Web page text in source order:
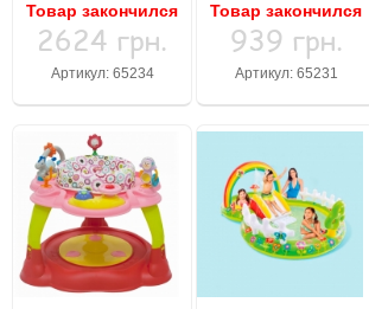
Товар закончился
2624 грн.
Артикул: 65234
Товар закончился
939 грн.
Артикул: 65231